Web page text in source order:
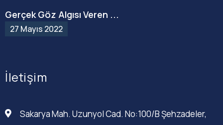
Gerçek Göz Algısı Veren ...
27 Mayıs 2022
İletişim
Sakarya Mah. Uzunyol Cad. No:100/B Şehzadeler,